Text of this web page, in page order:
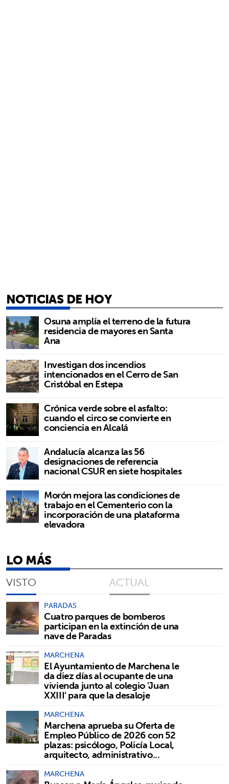
NOTICIAS DE HOY
Osuna amplía el terreno de la futura
residencia de mayores en Santa
Ana
Investigan dos incendios
intencionados en el Cerro de San
Cristóbal en Estepa
Crónica verde sobre el asfalto:
cuando el circo se convierte en
conciencia en Alcalá
Andalucía alcanza las 56
designaciones de referencia
nacional CSUR en siete hospitales
Morón mejora las condiciones de
trabajo en el Cementerio con la
incorporación de una plataforma
elevadora
LO MÁS
VISTO ACTUAL
PARADAS
Cuatro parques de bomberos
participan en la extinción de una
nave de Paradas
MARCHENA
El Ayuntamiento de Marchena le
da diez días al ocupante de una
vivienda junto al colegio 'Juan
XXIII' para que la desaloje
MARCHENA
Marchena aprueba su Oferta de
Empleo Público de 2026 con 52
plazas: psicólogo, Policía Local,
arquitecto, administrativo...
MARCHENA